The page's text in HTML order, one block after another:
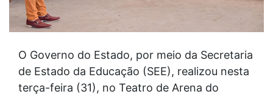
O Governo do Estado, por meio da Secretaria
de Estado da Educação (SEE), realizou nesta
terça-feira (31), no Teatro de Arena do